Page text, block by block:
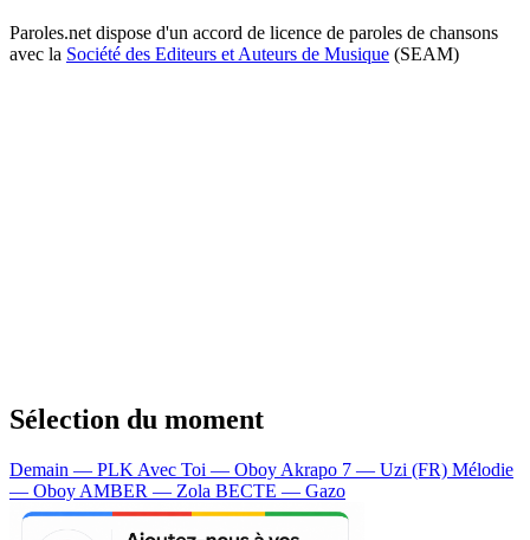
Paroles.net dispose d'un accord de licence de paroles de chansons
avec la Société des Editeurs et Auteurs de Musique (SEAM)
Sélection du moment
Demain — PLK Avec Toi — Oboy Akrapo 7 — Uzi (FR) Mélodie
— Oboy AMBER — Zola BECTE — Gazo